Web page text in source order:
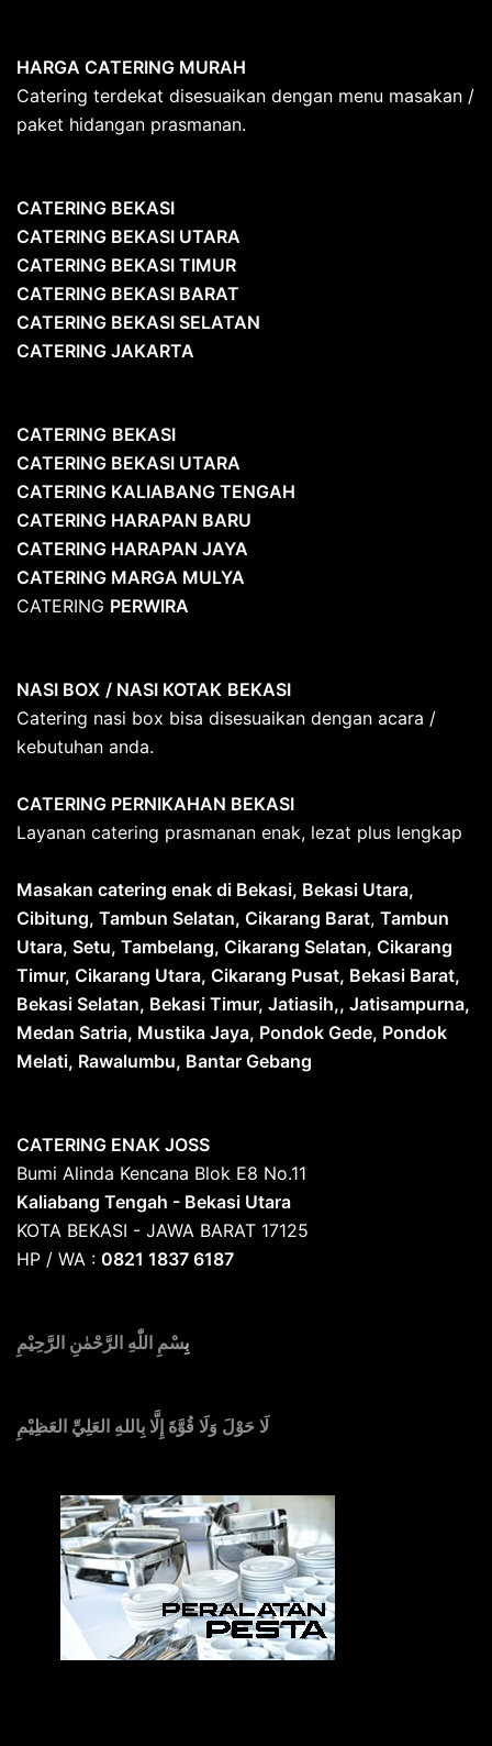
HARGA CATERING MURAH
Catering terdekat disesuaikan dengan menu masakan /
paket hidangan prasmanan.
CATERING BEKASI
CATERING BEKASI UTARA
CATERING BEKASI TIMUR
CATERING BEKASI BARAT
CATERING BEKASI SELATAN
CATERING JAKARTA
CATERING BEKASI
CATERING BEKASI UTARA
CATERING KALIABANG TENGAH
CATERING HARAPAN BARU
CATERING HARAPAN JAYA
CATERING MARGA MULYA
CATERING PERWIRA
NASI BOX / NASI KOTAK BEKASI
Catering nasi box bisa disesuaikan dengan acara /
kebutuhan anda.
CATERING PERNIKAHAN BEKASI
Layanan catering prasmanan enak, lezat plus lengkap
Masakan catering enak di Bekasi, Bekasi Utara,
Cibitung, Tambun Selatan, Cikarang Barat, Tambun
Utara, Setu, Tambelang, Cikarang Selatan, Cikarang
Timur, Cikarang Utara, Cikarang Pusat, Bekasi Barat,
Bekasi Selatan, Bekasi Timur, Jatiasih,, Jatisampurna,
Medan Satria, Mustika Jaya, Pondok Gede, Pondok
Melati, Rawalumbu, Bantar Gebang
CATERING ENAK JOSS
Bumi Alinda Kencana Blok E8 No.11
Kaliabang Tengah - Bekasi Utara
KOTA BEKASI - JAWA BARAT 17125
HP / WA : 0821 1837 6187
بِسْمِ اللّٰهِ الرَّحْمٰنِ الرَّحِيْمِ
لَا حَوْلَ وَلَا قُوَّةَ إِلَّا بِاللهِ العَلِيِّ العَظِيْمِ